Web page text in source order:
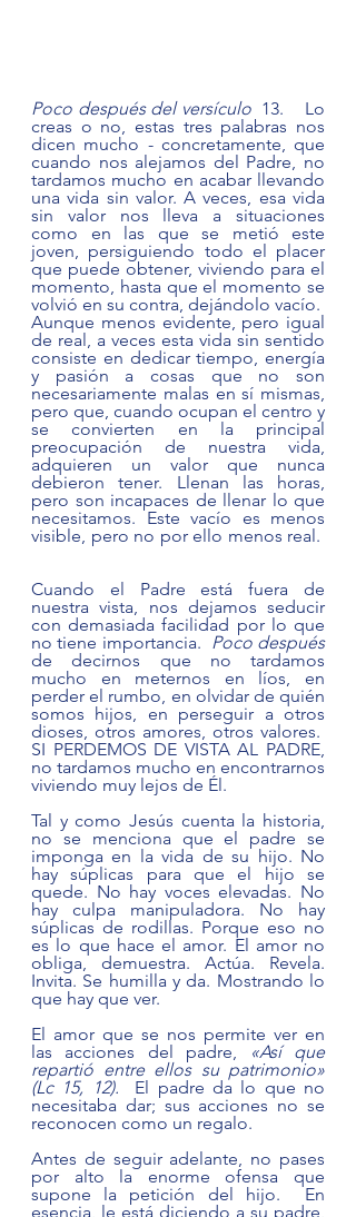
Poco después del versículo 13.
Lo
creas o no, estas tres palabras nos
dicen mucho - concretamente, que
cuando nos alejamos del Padre, no
tardamos mucho en acabar llevando
una vida sin valor. A veces, esa vida
sin valor nos lleva a situaciones
como en las que se metió este
joven, persiguiendo todo el placer
que puede obtener, viviendo para el
momento, hasta que el momento se
volvió en su contra, dejándolo vacío.
Aunque menos evidente, pero igual
de real, a veces esta vida sin sentido
consiste en dedicar tiempo, energía
y pasión a cosas que no son
necesariamente malas en sí mismas,
pero que, cuando ocupan el centro y
se convierten en la principal
preocupación de nuestra vida,
adquieren un valor que nunca
debieron tener. Llenan las horas,
pero son incapaces de llenar lo que
necesitamos. Este vacío es menos
visible, pero no por ello menos real.
Cuando el Padre está fuera de
nuestra vista, nos dejamos seducir
con demasiada facilidad por lo que
no tiene importancia.
Poco después
de decirnos que no tardamos
mucho en meternos en líos, en
perder el rumbo, en olvidar de quién
somos hijos, en perseguir a otros
dioses, otros amores, otros valores.
SI PERDEMOS DE VISTA AL PADRE,
no tardamos mucho en encontrarnos
viviendo muy lejos de Él.
Tal y como Jesús cuenta la historia,
no se menciona que el padre se
imponga en la vida de su hijo. No
hay súplicas para que el hijo se
quede. No hay voces elevadas. No
hay culpa manipuladora. No hay
súplicas de rodillas. Porque eso no
es lo que hace el amor. El amor no
obliga, demuestra. Actúa. Revela.
Invita. Se humilla y da. Mostrando lo
que hay que ver.
El amor que se nos permite ver en
las acciones del padre,
«Así que
repartió entre ellos su patrimonio»
(Lc 15, 12). El padre da lo que no
necesitaba dar; sus acciones no se
reconocen como un regalo.
Antes de seguir adelante, no pases
por alto la enorme ofensa que
supone la petición del hijo.  En